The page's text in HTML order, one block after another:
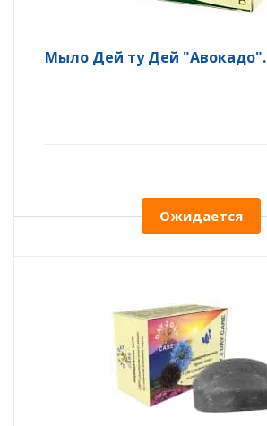
Мыло Дей ту Дей "Авокадо".
Ожидается